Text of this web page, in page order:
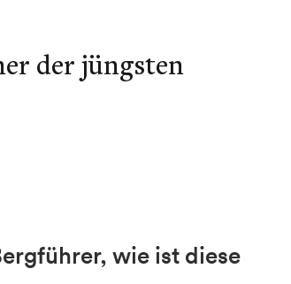
der jüngsten
wie ist diese